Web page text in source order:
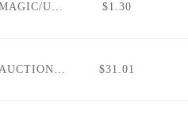
MAGIC/USDT $1.30
AUCTION/USDT $31.01